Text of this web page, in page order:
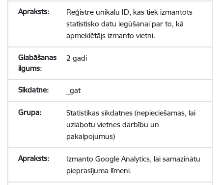
Reģistrē unikālu ID, kas tiek izmantots
statistisko datu iegūšanai par to, kā
apmeklētājs izmanto vietni.
2 gadi
_gat
Statistikas sīkdatnes (nepieciešamas, lai
uzlabotu vietnes darbību un
pakalpojumus)
Izmanto Google Analytics, lai samazinātu
pieprasījuma līmeni.